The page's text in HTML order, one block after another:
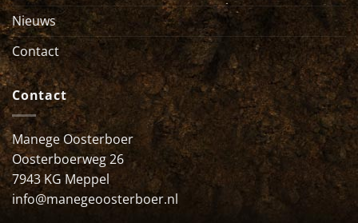
Nieuws
Contact
Contact
Manege Oosterboer
Oosterboerweg 26
7943 KG Meppel
info@manegeoosterboer.nl